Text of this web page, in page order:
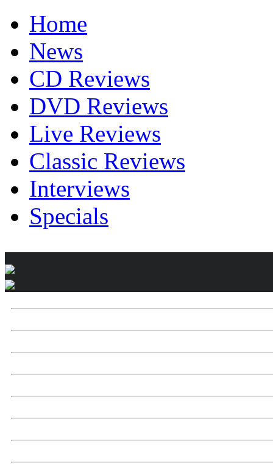
Home
News
CD Reviews
DVD Reviews
Live Reviews
Classic Reviews
Interviews
Specials